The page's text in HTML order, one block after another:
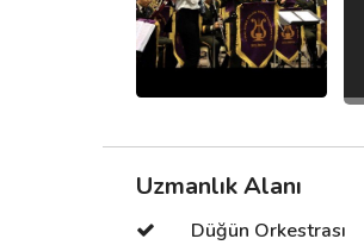
Uzmanlık Alanı
Düğün Orkestrası